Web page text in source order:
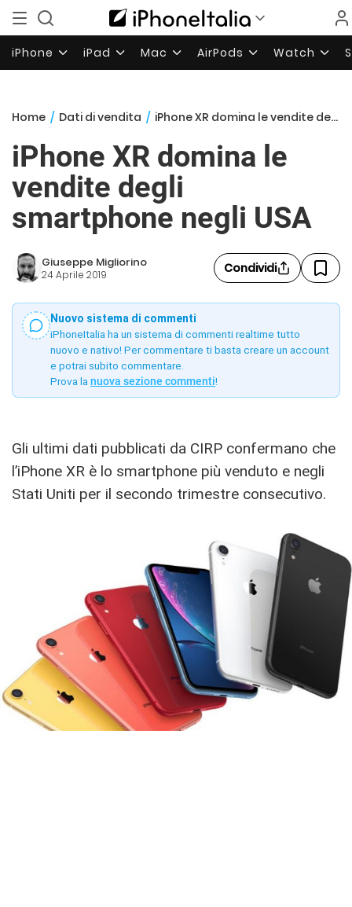
iPhone iPad Mac AirPods Watch
Home / Dati di vendita / iPhone XR domina le vendite degli smartphone negli USA
iPhone XR domina le
vendite degli
smartphone negli USA
Giuseppe Migliorino
24 Aprile 2019 Condividi
Nuovo sistema di commenti
iPhoneItalia ha un sistema di commenti realtime tutto
nuovo e nativo! Per commentare ti basta creare un account
e potrai subito commentare.
Prova la nuova sezione commenti!
Gli ultimi dati pubblicati da CIRP confermano che
l’iPhone XR è lo smartphone più venduto e negli
Stati Uniti per il secondo trimestre consecutivo.